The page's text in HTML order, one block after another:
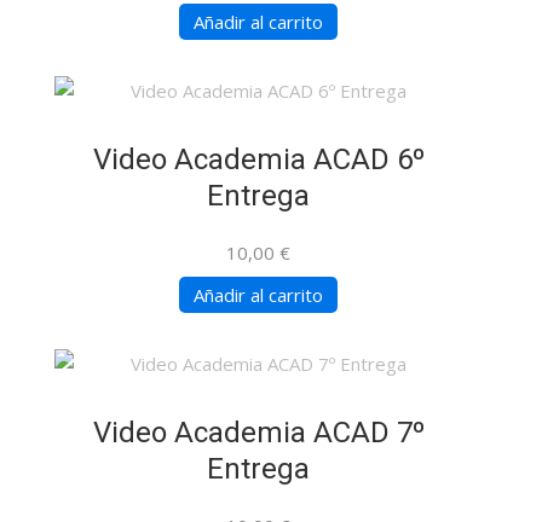
Añadir al carrito
Video Academia ACAD 6º
Entrega
10,00 €
Añadir al carrito
Video Academia ACAD 7º
Entrega